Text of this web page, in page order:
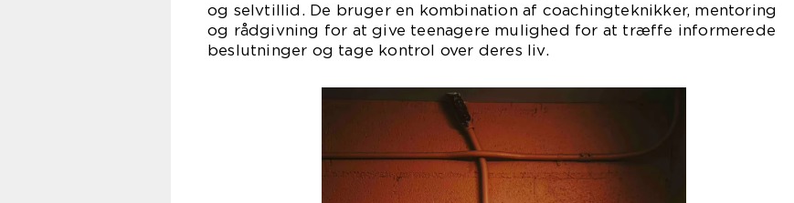
og selvtillid. De bruger en kombination af coachingteknikker, mentoring
og rådgivning for at give teenagere mulighed for at træffe informerede
beslutninger og tage kontrol over deres liv.